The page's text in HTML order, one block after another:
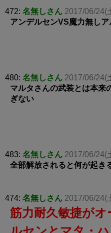
472: 名無しさん 2017/06/24(
アンデルセンVS魔力無し
480: 名無しさん 2017/06/24(
マルタさんの武装とは本来
ぎない
483: 名無しさん 2017/06/24(
全部解放されると何が起き
474: 名無しさん 2017/06/24(
筋力耐久敏捷が